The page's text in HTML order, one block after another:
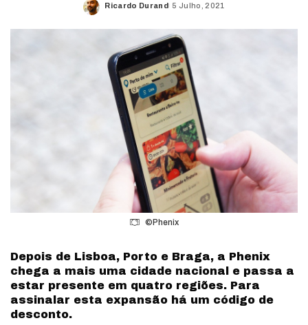
Posted
Ricardo Durand 5 Julho, 2021
©Phenix
Depois de Lisboa, Porto e Braga, a Phenix
chega a mais uma cidade nacional e passa a
estar presente em quatro regiões. Para
assinalar esta expansão há um código de
desconto.